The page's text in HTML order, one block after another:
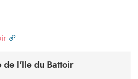
de l'Ile du Battoir